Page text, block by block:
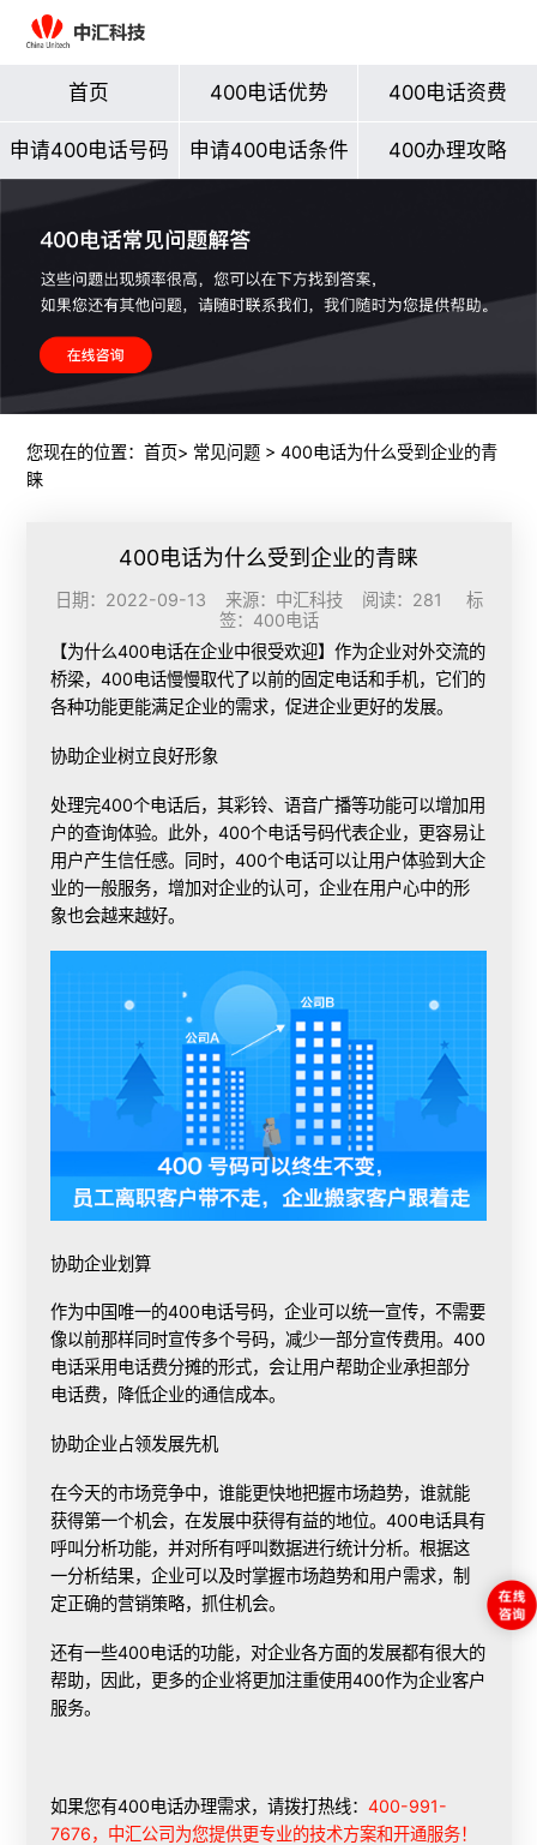
首页 400电话优势 400电话资费
申请400电话号码 申请400电话条件 400办理攻略
您现在的位置： 首页> 常见问题> 400电话为什么受到企业的青
睐
400电话为什么受到企业的青睐
日期：2022-09-13 来源：中汇科技 阅读：281 标
签： 400电话
【为什么400电话在企业中很受欢迎】作为企业对外交流的
桥梁，400电话慢慢取代了以前的固定电话和手机，它们的
各种功能更能满足企业的需求，促进企业更好的发展。
协助企业树立良好形象
处理完400个电话后，其彩铃、语音广播等功能可以增加用
户的查询体验。此外，400个电话号码代表企业，更容易让
用户产生信任感。同时，400个电话可以让用户体验到大企
业的一般服务，增加对企业的认可，企业在用户心中的形
象也会越来越好。
协助企业划算
作为中国唯一的400电话号码，企业可以统一宣传，不需要
像以前那样同时宣传多个号码，减少一部分宣传费用。400
电话采用电话费分摊的形式，会让用户帮助企业承担部分
电话费，降低企业的通信成本。
协助企业占领发展先机
在今天的市场竞争中，谁能更快地把握市场趋势，谁就能
获得第一个机会，在发展中获得有益的地位。400电话具有
呼叫分析功能，并对所有呼叫数据进行统计分析。根据这
一分析结果，企业可以及时掌握市场趋势和用户需求，制
定正确的营销策略，抓住机会。
还有一些400电话的功能，对企业各方面的发展都有很大的
帮助，因此，更多的企业将更加注重使用400作为企业客户
服务。
如果您有400电话办理需求，请拨打热线：400-991-
7676，中汇公司为您提供更专业的技术方案和开通服务！